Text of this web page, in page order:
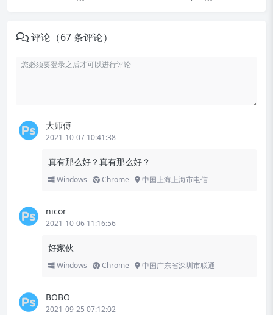
评论（67 条评论）
大师傅
2021-10-07 10:41:38
真有那么好？真有那么好？
Windows Chrome 中国上海上海市电信
nicor
2021-10-06 11:16:56
好家伙
Windows Chrome 中国广东省深圳市联通
BOBO
2021-09-25 07:12:02